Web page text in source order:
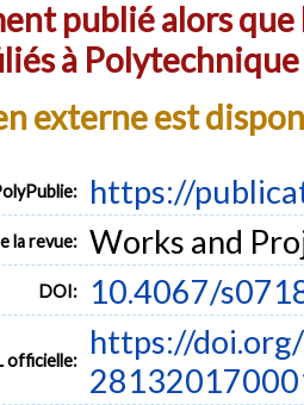
publié alors
à
externe est
https://
la revue: Works and
DOI: 10.4067/
officielle:
https://